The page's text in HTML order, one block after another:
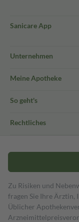
Sanicare App
Unternehmen
Meine Apotheke
So geht's
Rechtliches
Zu Risiken und
fragen Sie Ihre Ärztin,
Üblicher